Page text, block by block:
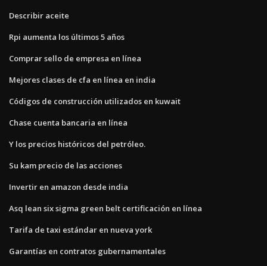
Describir aceite
Rpi aumenta los últimos 5 años
Comprar sello de empresa en línea
Mejores clases de cfa en línea en india
Códigos de construcción utilizados en kuwait
Chase cuenta bancaria en línea
Y los precios históricos del petróleo.
Su kam precio de las acciones
Invertir en amazon desde india
Asq lean six sigma green belt certificación en línea
Tarifa de taxi estándar en nueva york
Garantías en contratos gubernamentales